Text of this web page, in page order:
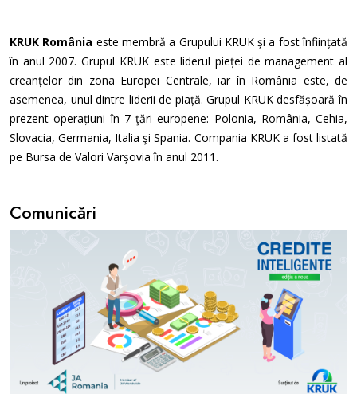
KRUK România este membră a Grupului KRUK și a fost înființată
în anul 2007. Grupul KRUK este liderul pieței de management al
creanțelor din zona Europei Centrale, iar în România este, de
asemenea, unul dintre liderii de piață. Grupul KRUK desfășoară în
prezent operațiuni în 7 ţări europene: Polonia, România, Cehia,
Slovacia, Germania, Italia şi Spania. Compania KRUK a fost listată
pe Bursa de Valori Varșovia în anul 2011.
Comunicări